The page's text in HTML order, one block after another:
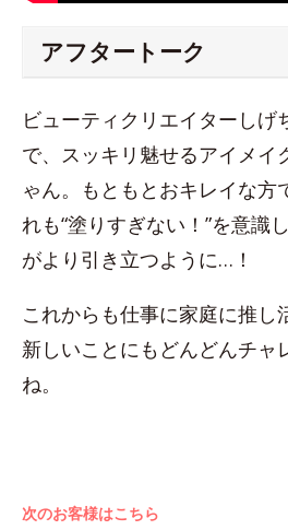
アフタートーク
ビューティクリエイターしげ
で、スッキリ魅せるアイメイ
ゃん。もともとおキレイな方
れも“塗りすぎない！”を意識
がより引き立つように…！
これからも仕事に家庭に推し
新しいことにもどんどんチャ
ね。
次のお客様はこちら